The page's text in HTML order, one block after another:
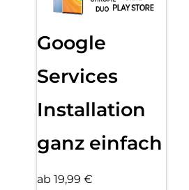
Google
Services
Installation
ganz einfach
ab 19,99 €